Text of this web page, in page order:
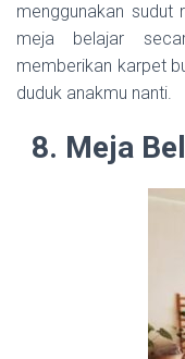
menggunakan sudut
meja belajar
memberikan karpet
duduk anakmu nanti.
8. Meja